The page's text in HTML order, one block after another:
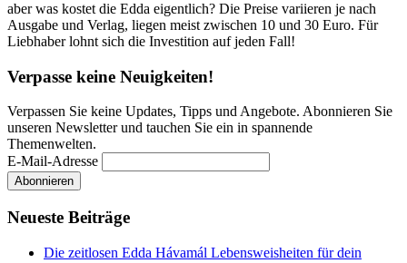
aber was kostet die Edda eigentlich? Die Preise variieren je nach
Ausgabe und Verlag, liegen meist zwischen 10 und 30 Euro. Für
Liebhaber lohnt sich die Investition auf jeden Fall!
Verpasse keine Neuigkeiten!
Verpassen Sie keine Updates, Tipps und Angebote. Abonnieren Sie
unseren Newsletter und tauchen Sie ein in spannende
Themenwelten.
E-Mail-Adresse
Neueste Beiträge
Die zeitlosen Edda Hávamál Lebensweisheiten für dein